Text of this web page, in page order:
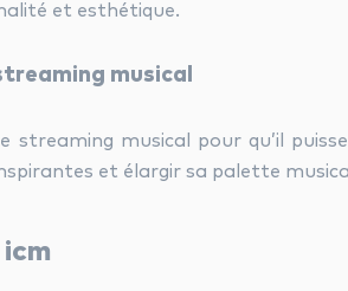
et esthétique.
musical
musical pour qu’il
et élargir sa palette